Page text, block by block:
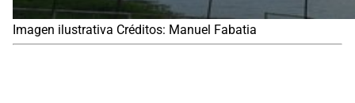
Imagen ilustrativa Créditos: Manuel Fabatia